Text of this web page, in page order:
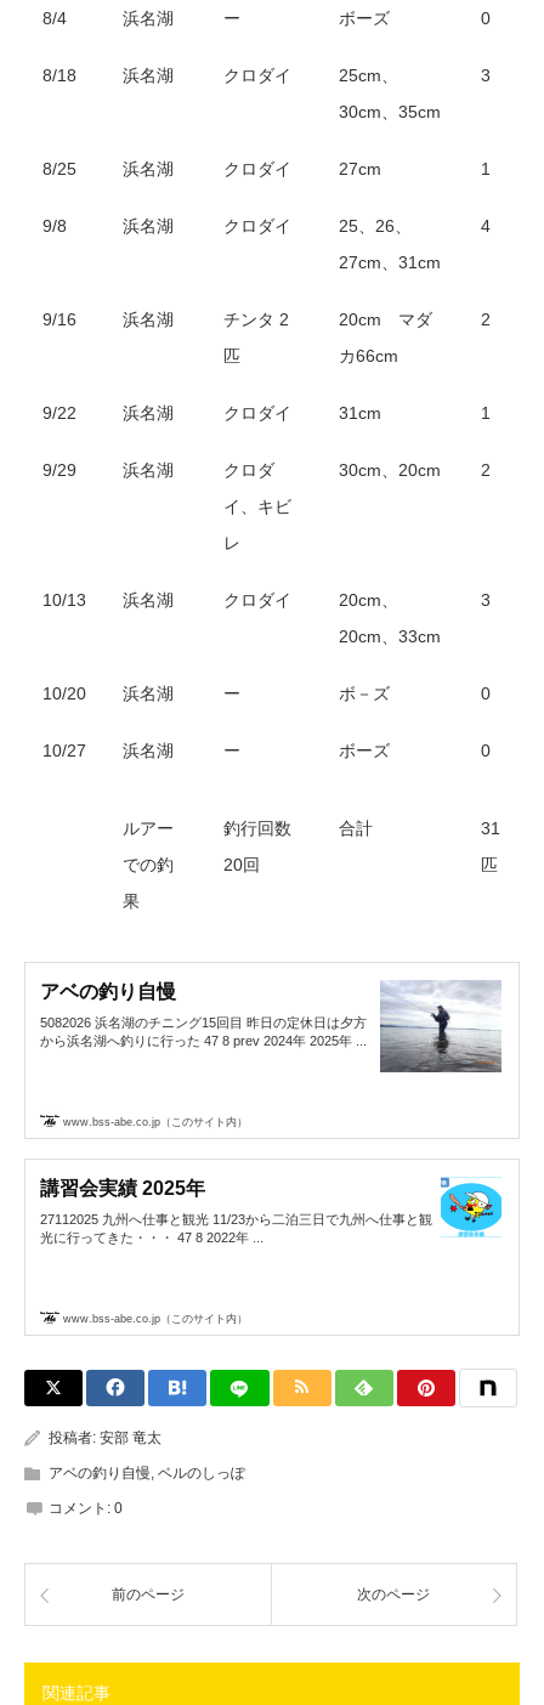
8/4 浜名湖 ー ボーズ 0
8/18 浜名湖 クロダイ
25cm、
30cm、35cm
3
8/25 浜名湖 クロダイ 27cm 1
9/8 浜名湖 クロダイ
25、26、
27cm、31cm
4
9/16 浜名湖
チンタ 2
匹
20cm マダ
カ66cm
2
9/22 浜名湖 クロダイ 31cm 1
9/29 浜名湖
クロダ
イ、キビ
レ
30cm、20cm 2
10/13 浜名湖 クロダイ
20cm、
20cm、33cm
3
10/20 浜名湖 ー ボ－ズ 0
10/27 浜名湖 ー ボーズ 0
ルアー
での釣
果
釣行回数
20回
合計
31
匹
アベの釣り自慢
5082026 浜名湖のチニング15回目 昨日の定休日は夕方
から浜名湖へ釣りに行った 47 8 prev 2024年 2025年 ...
www.bss-abe.co.jp（このサイト内）
講習会実績 2025年
27112025 九州へ仕事と観光 11/23から二泊三日で九州へ仕事と観
光に行ってきた・・・ 47 8 2022年 ...
www.bss-abe.co.jp（このサイト内）
投稿者: 安部 竜太
アベの釣り自慢, ベルのしっぽ
コメント: 0
前のページ 次のページ
関連記事